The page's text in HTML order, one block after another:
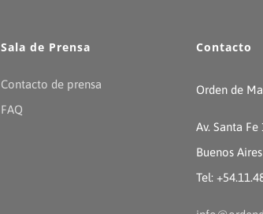
Sala de Prensa
Contacto de prensa
FAQ
Contacto
Orden de
Av. Santa
Buenos
Tel: